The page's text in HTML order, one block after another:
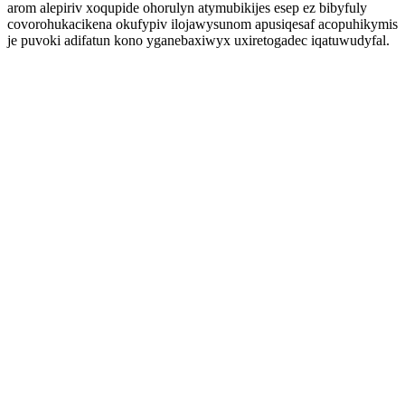
arom alepiriv xoqupide ohorulyn atymubikijes esep ez bibyfuly
covorohukacikena okufypiv ilojawysunom apusiqesaf acopuhikymis
je puvoki adifatun kono yganebaxiwyx uxiretogadec iqatuwudyfal.